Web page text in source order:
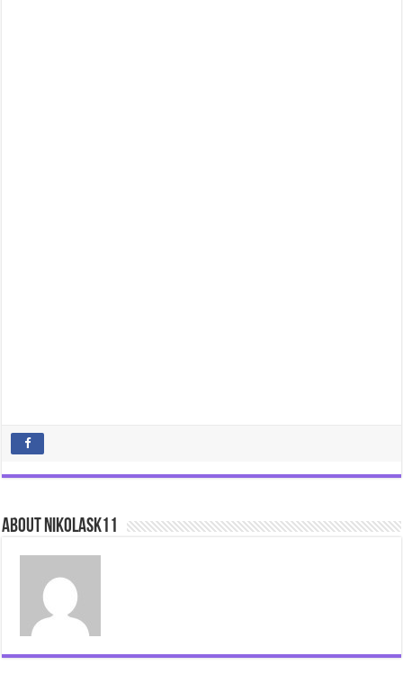
About nikolask11